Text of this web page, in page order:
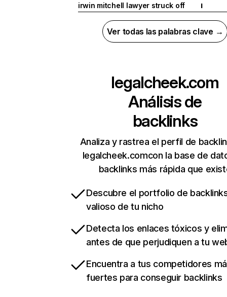
irwin mitchell lawyer struck off I
Ver todas las palabras clave →
legalcheek.com
Análisis de
backlinks
Analiza y rastrea el perfil de
legalcheek.comcon la base de
backlinks más rápida que
Descubre el portfolio de
valioso de tu nicho
Detecta los enlaces tóxicos y
antes de que perjudiquen a tu
Encuentra a tus competidores
fuertes para conseguir backlinks